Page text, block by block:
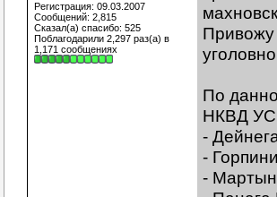
Регистрация: 09.03.2007
Сообщений: 2,815
Сказал(а) спасибо: 525
Поблагодарили 2,297 раз(а) в
1,171 сообщениях
Привожу
По
НКВД
-
-
-